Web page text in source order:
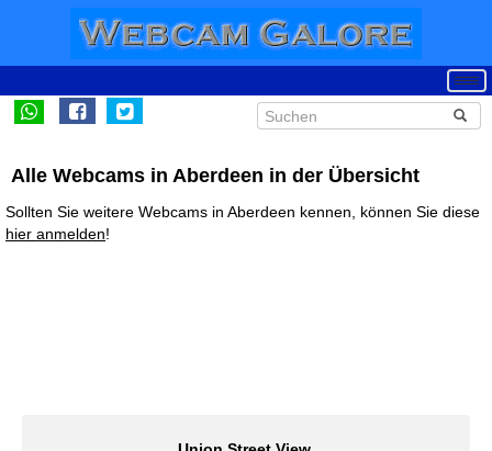
Alle Webcams in Aberdeen in der Übersicht
Sollten Sie weitere Webcams in Aberdeen kennen, können Sie diese
hier anmelden!